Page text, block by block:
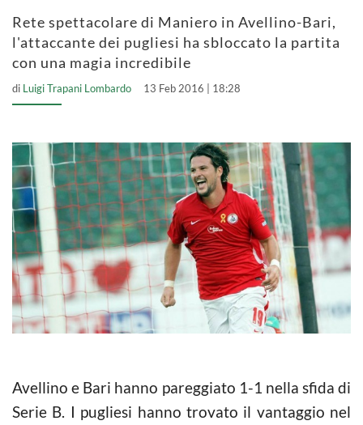
Rete spettacolare di Maniero in Avellino-Bari,
l'attaccante dei pugliesi ha sbloccato la partita
con una magia incredibile
di Luigi Trapani Lombardo 13 Feb 2016 | 18:28
Avellino e Bari hanno pareggiato 1-1 nella sfida di
Serie B. I pugliesi hanno trovato il vantaggio nel